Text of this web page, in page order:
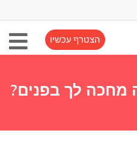
הצטרף עכשיו
מחכה לך בפנים?